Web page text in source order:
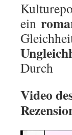
ein
Durch
Video